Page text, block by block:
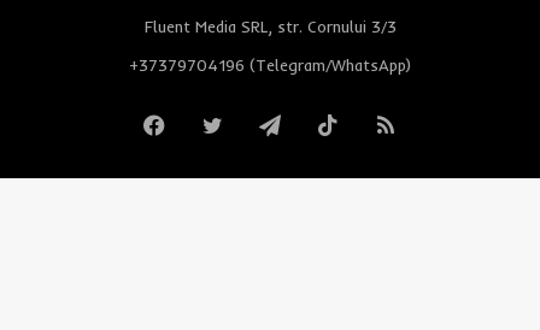
Fluent Media SRL, str. Cornului 3/3
+37379704196 (Telegram/WhatsApp)
FacebookTwitterTelegramTikTokRSS